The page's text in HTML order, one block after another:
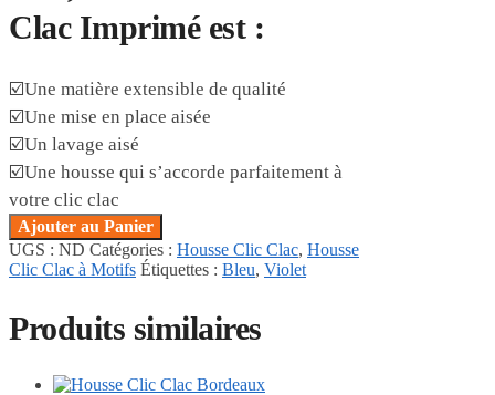
Clac Imprimé est :
☑️Une matière extensible de qualité
☑️Une mise en place aisée
☑️Un lavage aisé
☑️Une housse qui s’accorde parfaitement à
votre clic clac
Ajouter au Panier
UGS : ND Catégories : Housse Clic Clac, Housse
Clic Clac à Motifs Étiquettes : Bleu, Violet
Produits similaires